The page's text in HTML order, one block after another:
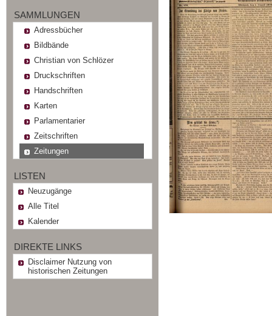
SAMMLUNGEN
Adressbücher
Bildbände
Christian von Schlözer
Druckschriften
Handschriften
Karten
Parlamentarier
Zeitschriften
Zeitungen
LISTEN
Neuzugänge
Alle Titel
Kalender
DIREKTE LINKS
Disclaimer Nutzung von
historischen Zeitungen